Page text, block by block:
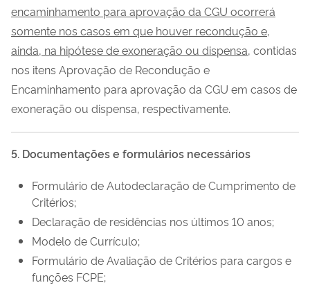
encaminhamento para aprovação da CGU ocorrerá
somente nos casos em que houver recondução e,
ainda, na hipótese de exoneração ou dispensa, contidas
nos itens Aprovação de Recondução e
Encaminhamento para aprovação da CGU em casos de
exoneração ou dispensa, respectivamente.
5. Documentações e formulários necessários
Formulário de Autodeclaração de Cumprimento de
Critérios;
Declaração de residências nos últimos 10 anos;
Modelo de Currículo;
Formulário de Avaliação de Critérios para cargos e
funções FCPE;